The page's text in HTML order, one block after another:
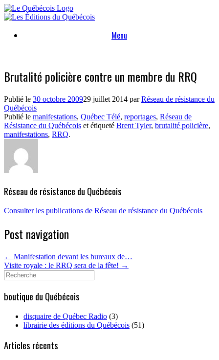
Skip
to
Menu
Brutalité policière contre un membre du RRQ
Publié le 30 octobre 200929 juillet 2014 parRéseau de résistance du
Québécois
Publié le manifestations, Québec Télé, reportages, Réseau de
Résistance du Québécois et étiqueté Brent Tyler, brutalité policière,
manifestations, RRQ.
Réseau de résistance du Québécois
Consulter les publications de Réseau de résistance du Québécois
Post navigation
← Manifestation devant les bureaux de…
Visite royale : le RRQ sera de la fête! →
Search
for:
boutique du Québécois
disquaire de Québec Radio (3)
librairie des éditions du Québécois (51)
Articles récents